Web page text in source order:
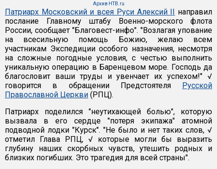
Архив НТВ.ru
Патриарх Московский и всея Руси Алексий II направил
послание Главному штабу Военно-морского флота
России, сообщает "Благовест-инфо". "Возлагая упование
на всесильную помощь Божию, желаю всем
участникам Экспедиции особого назначения, несмотря
на сложные погодные условия, с честью выполнить
уникальную операцию в Баренцевом море. Господь да
благословит ваши труды и увенчает их успехом!" √
говорится в обращении Предстоятеля Русской
Православной Церкви (РПЦ).
Патриарх поделился "неутихающей болью", которую
вызвала в его сердце "потеря экипажа" атомной
подводной лодки "Курск". "Не было и нет таких слов, √
отметил Глава РПЦ, √ которые могли бы выразить
глубину наших скорбных чувств, утешить родных и
близких погибших. Это трагедия для всей страны".